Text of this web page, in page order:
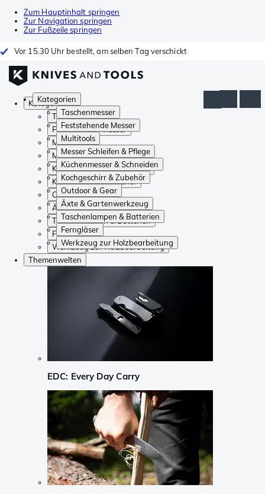
Zum Hauptinhalt springen
Zur Navigation springen
Zur Fußzeile springen
Vor 15.30 Uhr bestellt, am selben Tag verschickt
Kategorien
Taschenmesser
Feststehende Messer
Multitools
Messer Schleifen & Pflege
Küchenmesser & Schneiden
Kochgeschirr & Zubehör
Outdoor & Gear
Äxte & Gartenwerkzeug
Taschenlampen & Batterien
Ferngläser
Werkzeug zur Holzbearbeitung
Kategorien
Taschenmesser
Feststehende Messer
Multitools
Messer Schleifen & Pflege
Küchenmesser & Schneiden
Kochgeschirr & Zubehör
Outdoor & Gear
Äxte & Gartenwerkzeug
Taschenlampen & Batterien
Ferngläser
Werkzeug zur Holzbearbeitung
Themenwelten
EDC: Every Day Carry